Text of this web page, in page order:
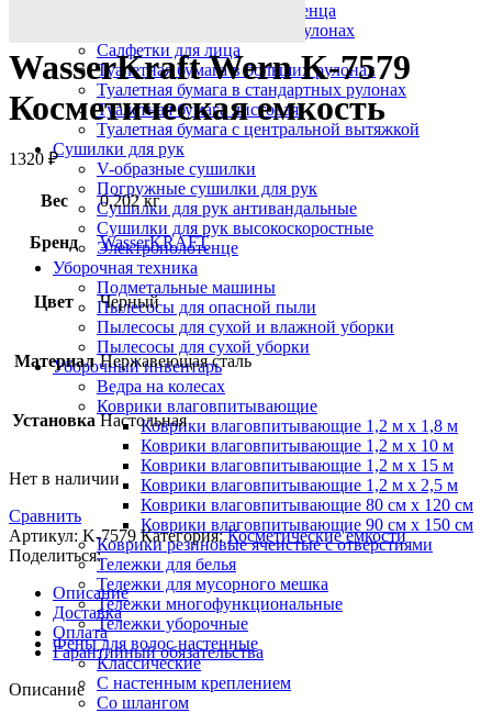
Листовые бумажные полотенца
Протирочный материал в рулонах
Салфетки для лица
Туалетная бумага в больших рулонах
Туалетная бумага в стандартных рулонах
Туалетная бумага листовая
Туалетная бумага с центральной вытяжкой
Сушилки для рук
V-образные сушилки
Погружные сушилки для рук
Сушилки для рук антивандальные
Сушилки для рук высокоскоростные
Электрополотенце
Уборочная техника
Подметальные машины
Пылесосы для опасной пыли
Пылесосы для сухой и влажной уборки
Пылесосы для сухой уборки
Уборочный инвентарь
Ведра на колесах
Коврики влаговпитывающие
Коврики влаговпитывающие 1,2 м х 1,8 м
Коврики влаговпитывающие 1,2 м х 10 м
Коврики влаговпитывающие 1,2 м х 15 м
Коврики влаговпитывающие 1,2 м х 2,5 м
Коврики влаговпитывающие 80 см х 120 см
Коврики влаговпитывающие 90 см х 150 см
Коврики резиновые ячеистые с отверстиями
Тележки для белья
Тележки для мусорного мешка
Тележки многофункциональные
Тележки уборочные
Фены для волос настенные
Классические
С настенным креплением
Со шлангом
WasserKraft Wern K-7579
Косметическая емкость
1320 ₽
Вес 0,202 кг
Бренд WasserKRAFT
Цвет Черный
Материал Нержавеющая сталь
Установка Настольная
Нет в наличии
Сравнить
Артикул: K-7579 Категория: Косметические емкости
Поделиться:
Описание
Доставка
Оплата
Гарантийный обязательства
Описание